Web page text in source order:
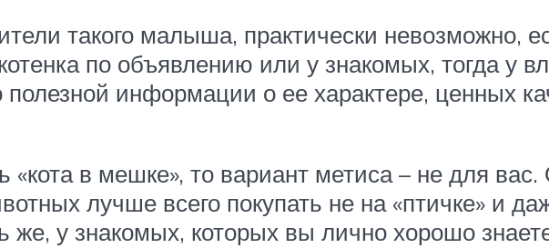
такого малыша, практически невозможно,
по объявлению или у знакомых, тогда у
информации о ее характере, ценных
в мешке», то вариант метиса – не для
лучше всего покупать не на «птичке» и
же, у знакомых, которых вы лично хорошо